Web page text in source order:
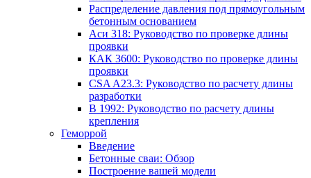
Распределение давления под прямоугольным
бетонным основанием
Аси 318: Руководство по проверке длины
проявки
КАК 3600: Руководство по проверке длины
проявки
CSA A23.3: Руководство по расчету длины
разработки
В 1992: Руководство по расчету длины
крепления
Геморрой
Введение
Бетонные сваи: Обзор
Построение вашей модели